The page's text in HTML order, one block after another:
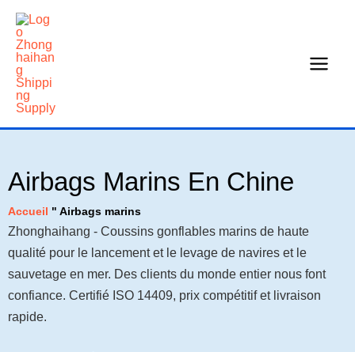
Skip
content
Airbags Marins En Chine
Accueil " Airbags marins
Zhonghaihang - Coussins gonflables marins de haute
qualité pour le lancement et le levage de navires et le
sauvetage en mer. Des clients du monde entier nous font
confiance. Certifié ISO 14409, prix compétitif et livraison
rapide.